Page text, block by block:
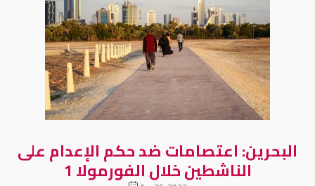
البحرين: اعتصامات ضد حكم الإعدام على
الناشطين خلال الفورمولا 1